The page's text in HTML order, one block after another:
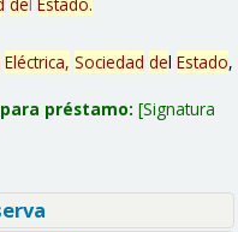
Eléctrica, Sociedad del Estado,
préstamo: Signatura